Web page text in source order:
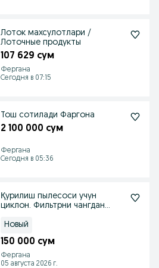
Лоток махсулотлари /
Лоточные продукты
107 629 сум
Фергана
Сегодня в 07:15
Тош сотилади Фаргона
2 100 000 сум
Фергана
Сегодня в 05:36
Қурилиш пылесоси учун
циклон. Фильтрни чангдан
Новый
150 000 сум
Фергана
05 августа 2026 г.